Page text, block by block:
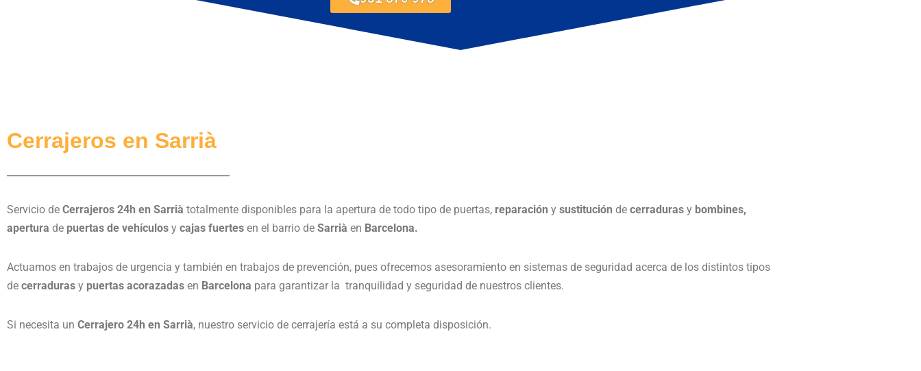
Cerrajeros en Sarrià
Servicio de Cerrajeros 24h en Sarrià totalmente disponibles para la apertura de todo tipo de puertas, reparación y sustitución de cerraduras y bombines,
apertura de puertas de vehículos y cajas fuertes en el barrio de Sarrià en Barcelona.
Actuamos en trabajos de urgencia y también en trabajos de prevención, pues ofrecemos asesoramiento en sistemas de seguridad acerca de los distintos tipos
de cerraduras y puertas acorazadas en Barcelona para garantizar la tranquilidad y seguridad de nuestros clientes.
Si necesita un Cerrajero 24h en Sarrià, nuestro servicio de cerrajería está a su completa disposición.